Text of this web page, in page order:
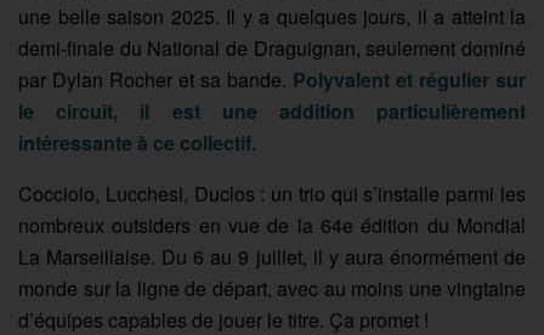
une belle saison 2025. Il y a quelques jours, il a atteint la
demi-finale du National de Draguignan, seulement dominé
par Dylan Rocher et sa bande. Polyvalent et régulier sur
le circuit, il est une addition particulièrement
intéressante à ce collectif.
Cocciolo, Lucchesi, Duclos : un trio qui s’installe parmi les
nombreux outsiders en vue de la 64e édition du Mondial
La Marseillaise. Du 6 au 9 juillet, il y aura énormément de
monde sur la ligne de départ, avec au moins une vingtaine
d’équipes capables de jouer le titre. Ça promet !